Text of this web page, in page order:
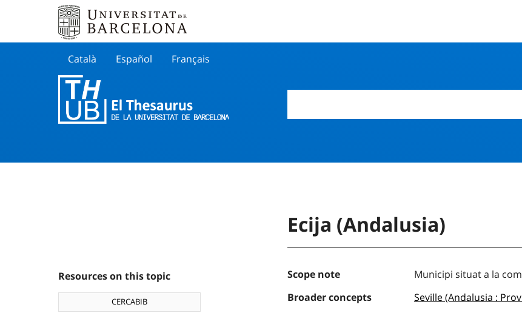
Català Español Français
Resources on this topic
CERCABIB
Ecija (Andalusia)
Scope note
Municipi situat a la
Broader concepts
Seville (Andalusia :